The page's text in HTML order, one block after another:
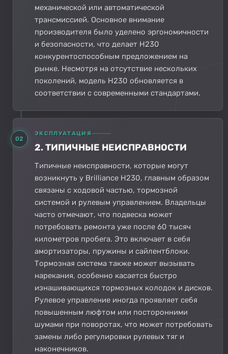
механической или автоматической
трансмиссией. Основное внимание
производителя было уделено эргономичности
и безопасности, что делает H230
конкурентоспособным предложением на
рынке. Несмотря на отсутствие нескольких
поколений, модель H230 обновляется в
соответствии с современными стандартами.
02
ЭКСПЛУАТАЦИЯ
2. ТИПИЧНЫЕ НЕИСПРАВНОСТИ
Типичные неисправности, которые могут
возникнуть у Brilliance H230, главным образом
связаны с ходовой частью, тормозной
системой и рулевым управлением. Владельцы
часто отмечают, что подвеска может
потребовать ремонта уже после 60 тысяч
километров пробега. Это включает в себя
амортизаторы, пружины и сайлентблоки.
Тормозная система также может вызывать
нарекания, особенно касается быстро
изнашивающихся тормозных колодок и дисков.
Рулевое управление иногда проявляет себя
повышенным люфтом или посторонними
шумами при поворотах, что может потребовать
замены либо регулировки рулевых тяг и
наконечников.